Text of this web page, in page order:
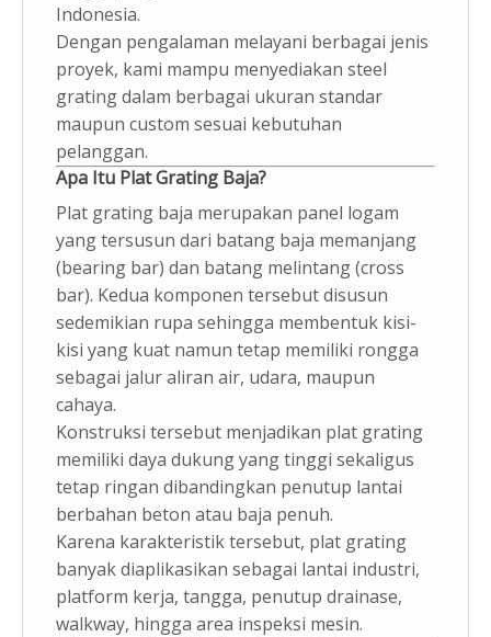
Indonesia.
Dengan pengalaman melayani berbagai jenis
proyek, kami mampu menyediakan steel
grating dalam berbagai ukuran standar
maupun custom sesuai kebutuhan
pelanggan.
Apa Itu Plat Grating Baja?
Plat grating baja merupakan panel logam
yang tersusun dari batang baja memanjang
(bearing bar) dan batang melintang (cross
bar). Kedua komponen tersebut disusun
sedemikian rupa sehingga membentuk kisi-
kisi yang kuat namun tetap memiliki rongga
sebagai jalur aliran air, udara, maupun
cahaya.
Konstruksi tersebut menjadikan plat grating
memiliki daya dukung yang tinggi sekaligus
tetap ringan dibandingkan penutup lantai
berbahan beton atau baja penuh.
Karena karakteristik tersebut, plat grating
banyak diaplikasikan sebagai lantai industri,
platform kerja, tangga, penutup drainase,
walkway, hingga area inspeksi mesin.